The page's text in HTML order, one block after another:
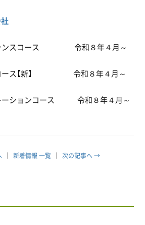
ランスコース 令和８年４月～
コース【新】 令和８年４月～
ーションコース 令和８年４月～
新着情報 一覧 次の記事へ →